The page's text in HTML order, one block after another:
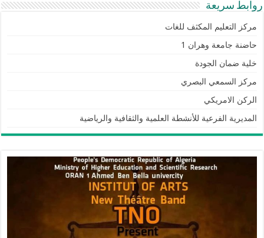
روابط سريعة
مركز التعليم المكثف للغات
حاضنة جامعة وهران 1
خلية ضمان الجودة
مركز السمعي البصري
الركن الامريكي
المديرية الفرعية للأنشطة العلمية والثقافية والرياضية